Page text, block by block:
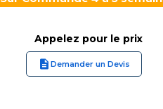
Appelez pour le prix
Demander un Devis